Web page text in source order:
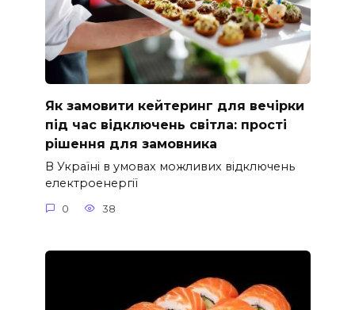
Як замовити кейтеринг для вечірки
під час відключень світла: прості
рішення для замовника
В Україні в умовах можливих відключень
електроенергії
0 38